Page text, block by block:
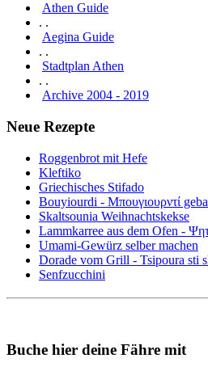
Athen Guide
. .
Aegina Guide
. .
Stadtplan Athen
. .
Archive 2004 - 2019
Neue Rezepte
Roggenbrot mit Hefe
Kleftiko
Griechisches Stifado
Bouyiourdi - Μπουγιουρντί
Skaltsounia Weihnachtskekse
Lammkarree aus dem Ofen -
Umami-Gewürz selber machen
Dorade vom Grill - Tsipoura sti
Senfzucchini
Buche hier deine Fähre mit